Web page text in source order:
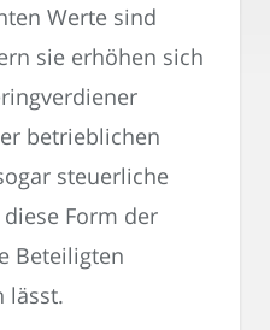
Werte sind
sie erhöhen sich
betrieblichen
steuerliche
Form der
Beteiligten
lässt.